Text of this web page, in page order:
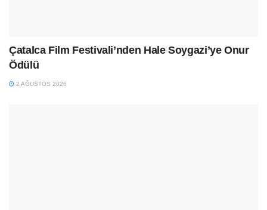
Çatalca Film Festivali’nden Hale Soygazi’ye Onur
Ödülü
2 AĞUSTOS 2026